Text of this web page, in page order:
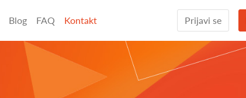
Blog FAQ Kontakt Prijavi se